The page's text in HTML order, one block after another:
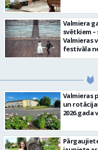
Valmiera
svētkiem –
Valmieras
festivāla
Valmieras
un
2026.gada